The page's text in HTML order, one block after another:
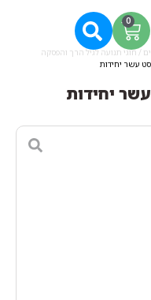
0
/ חוגי תנועה לגיל הרך והפסקה
עשר יחידות
יחידות